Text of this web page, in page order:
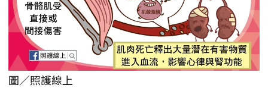
圖／照護線上